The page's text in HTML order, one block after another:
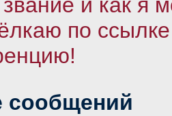
по
сообщений